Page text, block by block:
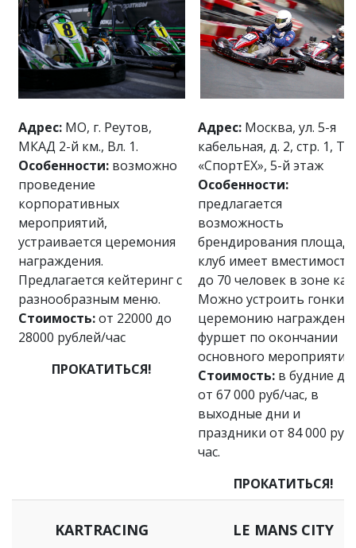
Адрес: МО, г. Реутов,
МКАД 2-й км., Вл. 1.
Особенности: возможно
проведение
корпоративных
мероприятий,
устраивается церемония
награждения.
Предлагается кейтеринг с
разнообразным меню.
Стоимость:от 22000 до
28000 рублей/час
ПРОКАТИТЬСЯ!
Адрес: Москва, ул. 5-я
кабельная, д. 2, стр. 1,
«СпортЕХ», 5-й этаж
Особенности:
предлагается
возможность
брендирования
клуб имеет вместимость
до 70 человек в зоне
Можно устроить гонки,
церемонию
фуршет по окончании
основного мероприятия.
Стоимость: в будние
от 67 000 руб/час, в
выходные дни и
праздники от 84 000 руб/
час.
ПРОКАТИТЬСЯ!
KARTRACING LE MANS CITY